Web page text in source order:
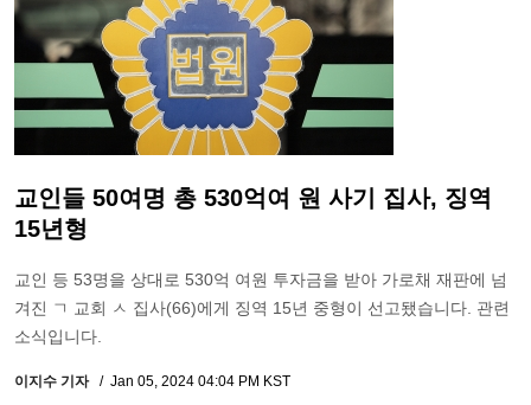
교인들 50여명 총 530억여 원 사기 집사, 징역
15년형
교인 등 53명을 상대로 530억 여원 투자금을 받아 가로채 재판에 넘
겨진 ㄱ 교회 ㅅ 집사(66)에게 징역 15년 중형이 선고됐습니다. 관련
소식입니다.
이지수 기자 Jan 05, 2024 04:04 PM KST